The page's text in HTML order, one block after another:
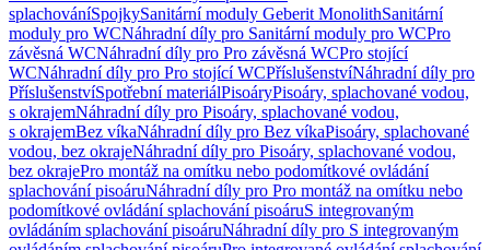
splachováníSpojkySanitární moduly Geberit MonolithSanitární
moduly pro WCNáhradní díly pro Sanitární moduly pro WCPro
závěsná WCNáhradní díly pro Pro závěsná WCPro stojící
WCNáhradní díly pro Pro stojící WCPříslušenstvíNáhradní díly pro
PříslušenstvíSpotřební materiálPisoáryPisoáry, splachované vodou,
s okrajemNáhradní díly pro Pisoáry, splachované vodou,
s okrajemBez víkaNáhradní díly pro Bez víkaPisoáry, splachované
vodou, bez okrajeNáhradní díly pro Pisoáry, splachované vodou,
bez okrajePro montáž na omítku nebo podomítkové ovládání
splachování pisoáruNáhradní díly pro Pro montáž na omítku nebo
podomítkové ovládání splachování pisoáruS integrovaným
ovládáním splachování pisoáruNáhradní díly pro S integrovaným